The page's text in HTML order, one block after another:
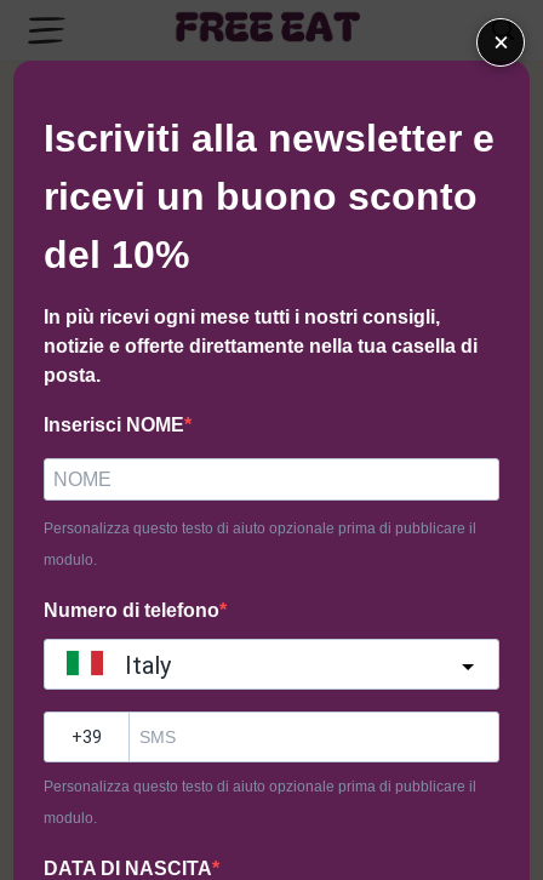
×
Iscriviti alla newsletter e
ricevi un buono sconto
del 10%
In più ricevi ogni mese tutti i nostri consigli,
notizie e offerte direttamente nella tua casella di
posta.
Inserisci NOME
Personalizza questo testo di aiuto opzionale prima di pubblicare il
modulo.
Numero di telefono
Italy
Personalizza questo testo di aiuto opzionale prima di pubblicare il
modulo.
DATA DI NASCITA
Focaccina con Pomodorini 2pz
(240g)
4,99€ 2,90€